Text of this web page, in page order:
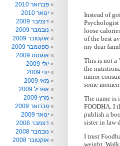
Instead of
Psychologist
loose
of the best
my dear
This is not a
the
minor
some
The name is
FOODHA. I
publish a
sister in law
I trust
weight.
פברואר 2010
ינואר 2010
דצמבר 2009
נובמבר 2009
אוקטובר 2009
ספטמבר 2009
אוגוסט 2009
יולי 2009
יוני 2009
מאי 2009
אפריל 2009
מרץ 2009
פברואר 2009
ינואר 2009
דצמבר 2008
נובמבר 2008
אוקטובר 2008